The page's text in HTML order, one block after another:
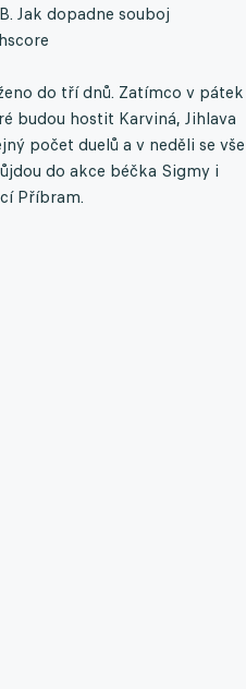
Jak dopadne souboj
do tří dnů. Zatímco v pátek
budou hostit Karviná, Jihlava
počet duelů a v neděli se vše
do akce béčka Sigmy i
Příbram.